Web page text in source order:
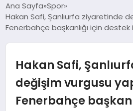
SIGORTA
EKONOMI
Ana Sayfa Spor
Hakan Safi, Şanlıurfa ziyaretinde
Fenerbahçe başkanlığı için
Hakan Safi,
değişim vurgusu
Fenerbahçe